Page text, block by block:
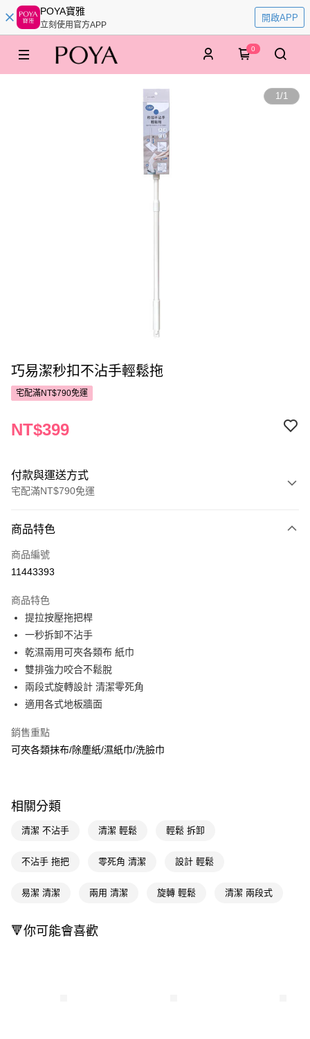
POYA寶雅
立刻使用官方APP
開啟APP
0
1/1
巧易潔秒扣不沾手輕鬆拖
宅配滿NT$790免運
NT$399
付款與運送方式
宅配滿NT$790免運
POYA支付
信用卡一次付款
Apple Pay
街口支付
悠遊付
Google Pay
相關說明
【關於「AFTEE先享後付」】
２．便利：只要手機號碼，簡訊認證，即可結帳。
３．安心：先確認商品／服務後，再付款。
【「AFTEE先享後付」結帳流程】
結帳頁面，進行簡訊認證並確認金額後，即可完成結帳。
３．收到繳費通知簡訊後14天內，點擊此簡訊中的連結，可透過四大超商／
ATM／網路銀行／等多元方式進行付款，方視為交易完成。
購買商品的店家。未經商家同意取消之訂單仍視為有效，需透過AFTEE先享
後付繳納相關費用。
每筆NT$100，滿NT$790(含以上)免運費
商品特色
商品編號
11443393
商品特色
提拉按壓拖把桿
一秒拆卸不沾手
乾濕兩用可夾各類布 紙巾
雙排強力咬合不鬆脫
兩段式旋轉設計 清潔零死角
適用各式地板牆面
銷售重點
可夾各類抹布/除塵紙/濕紙巾/洗臉巾
相關分類
清潔 不沾手 清潔 輕鬆 輕鬆 拆卸
不沾手 拖把 零死角 清潔 設計 輕鬆
易潔 清潔 兩用 清潔 旋轉 輕鬆 清潔 兩段式
🔻你可能會喜歡